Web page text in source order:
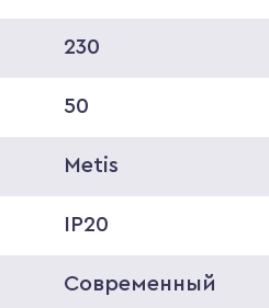
230
50
Metis
IP20
Современный